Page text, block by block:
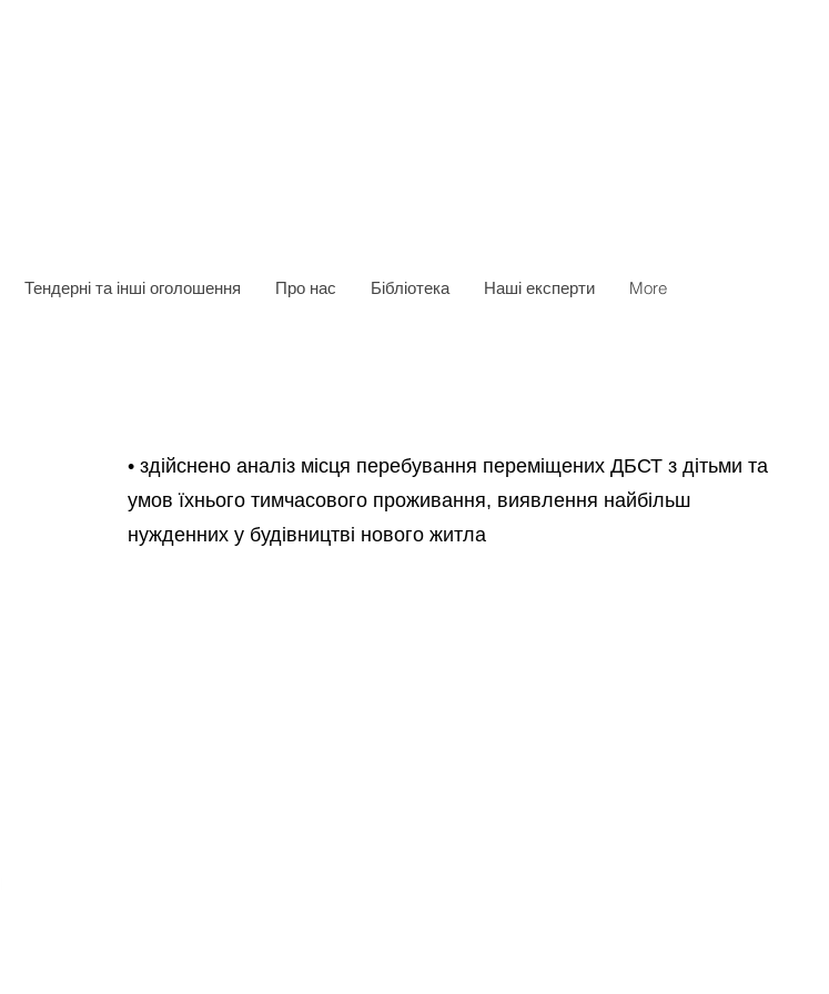
Тендерні та інші оголошення Про нас Бібліотека Наші експерти More
• здійснено аналіз місця перебування переміщених ДБСТ з дітьми та
умов їхнього тимчасового проживання, виявлення найбільш
нужденних у будівництві нового житла